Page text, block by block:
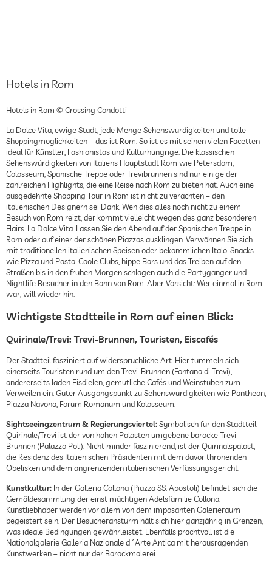
Hotels in Rom
Hotels in Rom © Crossing Condotti
La Dolce Vita, ewige Stadt, jede Menge Sehenswürdigkeiten und tolle
Shoppingmöglichkeiten – das ist Rom. So ist es mit seinen vielen Facetten
ideal für Künstler, Fashionistas und Kulturhungrige. Die klassischen
Sehenswürdigkeiten von Italiens Hauptstadt Rom wie Petersdom,
Colosseum, Spanische Treppe oder Trevibrunnen sind nur einige der
zahlreichen Highlights, die eine Reise nach Rom zu bieten hat. Auch eine
ausgedehnte Shopping Tour in Rom ist nicht zu verachten – den
italienischen Designern sei Dank. Wen dies alles noch nicht zu einem
Besuch von Rom reizt, der kommt vielleicht wegen des ganz besonderen
Flairs: La Dolce Vita. Lassen Sie den Abend auf der Spanischen Treppe in
Rom oder auf einer der schönen Piazzas ausklingen. Verwöhnen Sie sich
mit traditionellen italienischen Speisen oder bekömmlichen Italo-Snacks
wie Pizza und Pasta. Coole Clubs, hippe Bars und das Treiben auf den
Straßen bis in den frühen Morgen schlagen auch die Partygänger und
Nightlife Besucher in den Bann von Rom. Aber Vorsicht: Wer einmal in Rom
war, will wieder hin.
Wichtigste Stadtteile in Rom auf einen Blick:
Quirinale/Trevi: Trevi-Brunnen, Touristen, Eiscafés
Der Stadtteil fasziniert auf widersprüchliche Art: Hier tummeln sich
einerseits Touristen rund um den Trevi-Brunnen (Fontana di Trevi),
andererseits laden Eisdielen, gemütliche Cafés und Weinstuben zum
Verweilen ein. Guter Ausgangspunkt zu Sehenswürdigkeiten wie Pantheon,
Piazza Navona, Forum Romanum und Kolosseum.
Sightseeingzentrum & Regierungsviertel:Symbolisch für den Stadtteil
Quirinale/Trevi ist der von hohen Palästen umgebene barocke Trevi-
Brunnen (Palazzo Poli). Nicht minder faszinierend, ist der Quirinalspalast,
die Residenz des Italienischen Präsidenten mit dem davor thronenden
Obelisken und dem angrenzenden italienischen Verfassungsgericht.
Kunstkultur: In der Galleria Collona (Piazza SS. Apostoli) befindet sich die
Gemäldesammlung der einst mächtigen Adelsfamilie Collona.
Kunstliebhaber werden vor allem von dem imposanten Galerieraum
begeistert sein. Der Besucheransturm hält sich hier ganzjährig in Grenzen,
was ideale Bedingungen gewährleistet. Ebenfalls prachtvoll ist die
Nationalgalerie Galleria Nazionale d´Arte Antica mit herausragenden
Kunstwerken – nicht nur der Barockmalerei.